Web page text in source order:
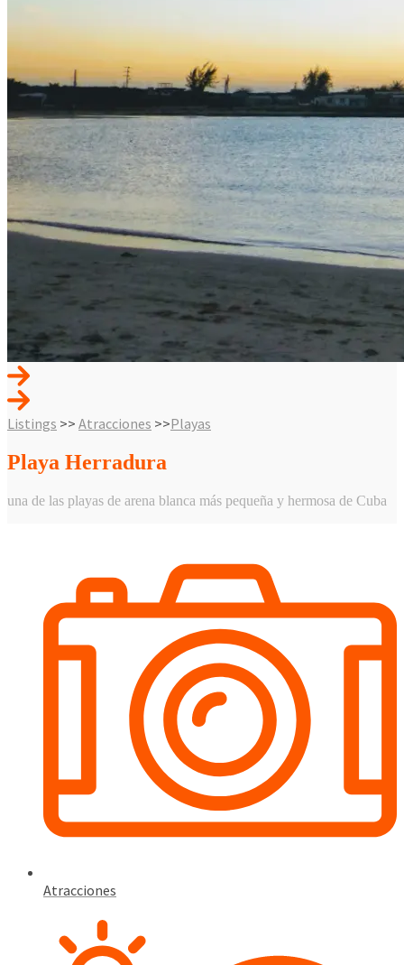
Listings >> Atracciones >>Playas
Playa Herradura
una de las playas de arena blanca más pequeña y hermosa de Cuba
Atracciones